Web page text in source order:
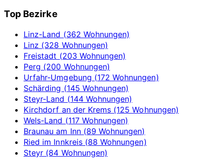
Top Bezirke
Linz-Land (362 Wohnungen)
Linz (328 Wohnungen)
Freistadt (203 Wohnungen)
Perg (200 Wohnungen)
Urfahr-Umgebung (172 Wohnungen)
Schärding (145 Wohnungen)
Steyr-Land (144 Wohnungen)
Kirchdorf an der Krems (125 Wohnungen)
Wels-Land (117 Wohnungen)
Braunau am Inn (89 Wohnungen)
Ried im Innkreis (88 Wohnungen)
Steyr (84 Wohnungen)